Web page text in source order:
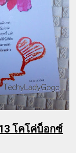
โคโค่บ็อกซ์